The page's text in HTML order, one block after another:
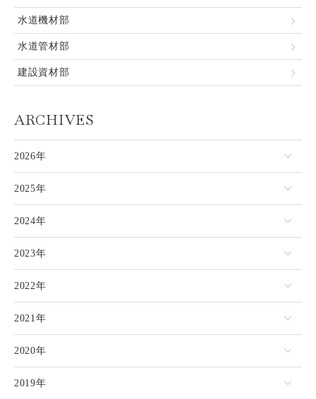
水道機材部
水道管材部
建設資材部
ARCHIVES
2026年
2025年
2024年
2023年
2022年
2021年
2020年
2019年